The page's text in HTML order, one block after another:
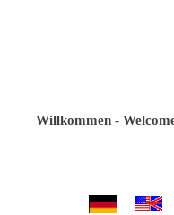
Willkommen - Welcome -